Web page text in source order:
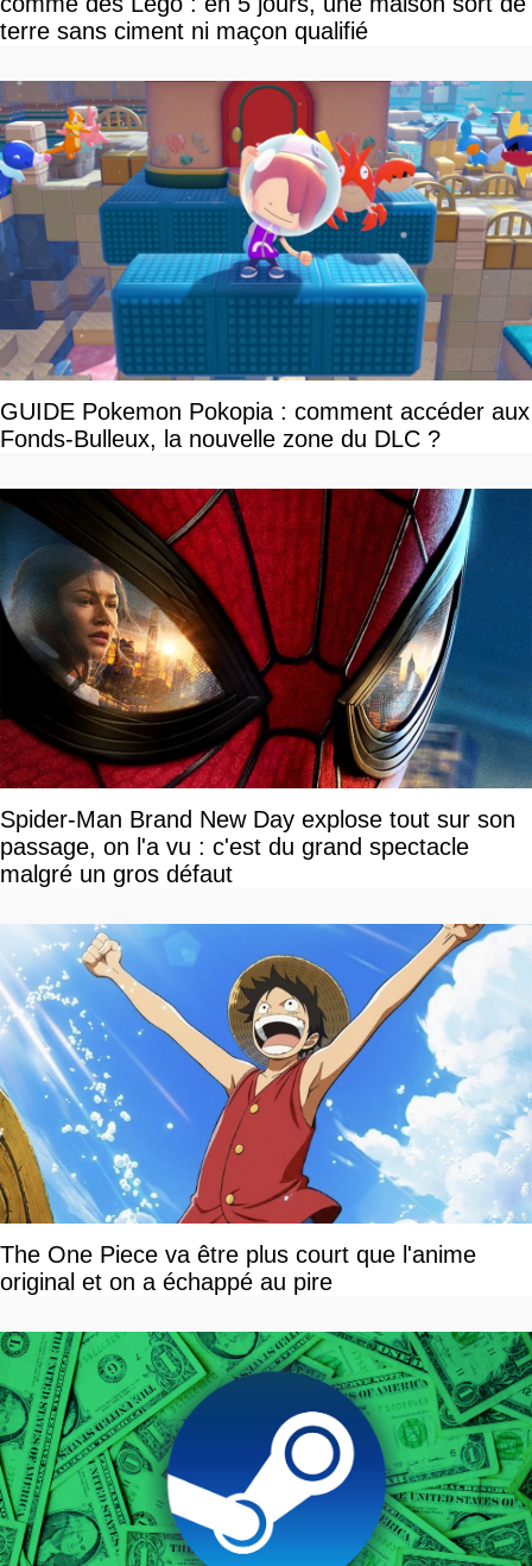
terre sans ciment ni maçon qualifié
GUIDE Pokemon Pokopia : comment accéder aux
Fonds-Bulleux, la nouvelle zone du DLC ?
Spider-Man Brand New Day explose tout sur son
passage, on l'a vu : c'est du grand spectacle
malgré un gros défaut
The One Piece va être plus court que l'anime
original et on a échappé au pire